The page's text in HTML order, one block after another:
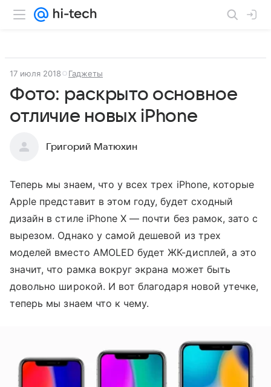
17 июля 2018 Гаджеты
Фото: раскрыто основное
отличие новых iPhone
Григорий Матюхин
Теперь мы знаем, что у всех трех iPhone, которые
Apple представит в этом году, будет сходный
дизайн в стиле iPhone X — почти без рамок, зато с
вырезом. Однако у самой дешевой из трех
моделей вместо AMOLED будет ЖК-дисплей, а это
значит, что рамка вокруг экрана может быть
довольно широкой. И вот благодаря новой утечке,
теперь мы знаем что к чему.